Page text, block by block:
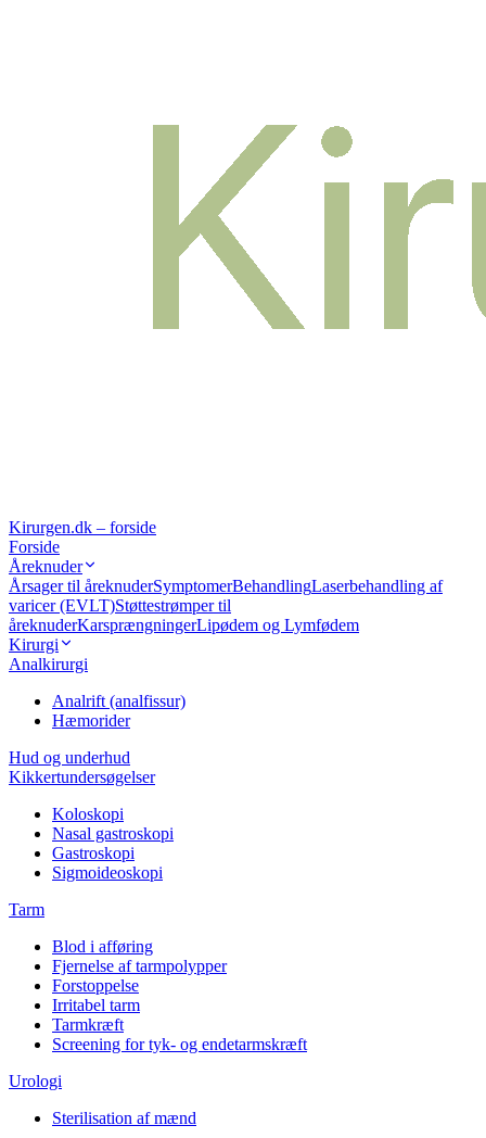
Kirurgen.dk – forside
Forside
Åreknuder
Årsager til åreknuderSymptomerBehandlingLaserbehandling af
varicer (EVLT)Støttestrømper til
åreknuderKarsprængningerLipødem og Lymfødem
Kirurgi
Analkirurgi
Analrift (analfissur)
Hæmorider
Hud og underhud
Kikkertundersøgelser
Koloskopi
Nasal gastroskopi
Gastroskopi
Sigmoideoskopi
Tarm
Blod i afføring
Fjernelse af tarmpolypper
Forstoppelse
Irritabel tarm
Tarmkræft
Screening for tyk- og endetarmskræft
Urologi
Sterilisation af mænd